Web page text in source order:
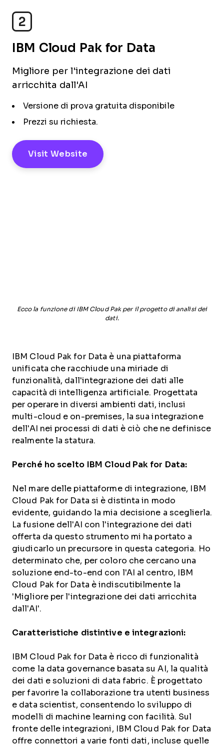
2
IBM Cloud Pak for Data
Migliore per l'integrazione dei dati
arricchita dall'AI
Versione di prova gratuita disponibile
Prezzi su richiesta.
Visit Website
Ecco la funzione di IBM Cloud Pak per il progetto di analisi dei
dati.
IBM Cloud Pak for Data è una piattaforma
unificata che racchiude una miriade di
funzionalità, dall'integrazione dei dati alle
capacità di intelligenza artificiale. Progettata
per operare in diversi ambienti dati, inclusi
multi-cloud e on-premises, la sua integrazione
dell'AI nei processi di dati è ciò che ne definisce
realmente la statura.
Perché ho scelto IBM Cloud Pak for Data:
Nel mare delle piattaforme di integrazione, IBM
Cloud Pak for Data si è distinta in modo
evidente, guidando la mia decisione a sceglierla.
La fusione dell'AI con l'integrazione dei dati
offerta da questo strumento mi ha portato a
giudicarlo un precursore in questa categoria. Ho
determinato che, per coloro che cercano una
soluzione end-to-end con l'AI al centro, IBM
Cloud Pak for Data è indiscutibilmente la
'Migliore per l'integrazione dei dati arricchita
dall'AI'.
Caratteristiche distintive e integrazioni:
IBM Cloud Pak for Data è ricco di funzionalità
come la data governance basata su AI, la qualità
dei dati e soluzioni di data fabric. È progettato
per favorire la collaborazione tra utenti business
e data scientist, consentendo lo sviluppo di
modelli di machine learning con facilità. Sul
fronte delle integrazioni, IBM Cloud Pak for Data
offre connettori a varie fonti dati, incluse quelle